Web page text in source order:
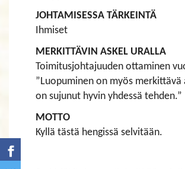
JOHTAMISESSA TÄRKEINTÄ
Ihmiset
MERKITTÄVIN ASKEL URALLA
Toimitusjohtajuuden ottaminen
”Luopuminen on myös merkittävä
on sujunut hyvin yhdessä tehden.”
MOTTO
Kyllä tästä hengissä selvitään.